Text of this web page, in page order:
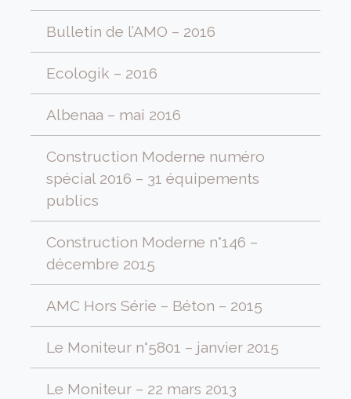
Bulletin de l’AMO – 2016
Ecologik – 2016
Albenaa – mai 2016
Construction Moderne numéro
spécial 2016 – 31 équipements
publics
Construction Moderne n°146 –
décembre 2015
AMC Hors Série – Béton – 2015
Le Moniteur n°5801 – janvier 2015
Le Moniteur – 22 mars 2013